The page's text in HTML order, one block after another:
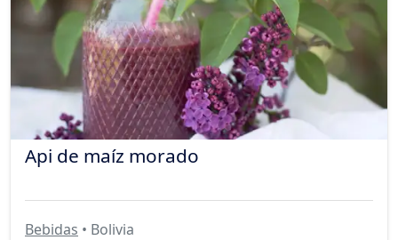
Api de maíz morado
Bebidas • Bolivia